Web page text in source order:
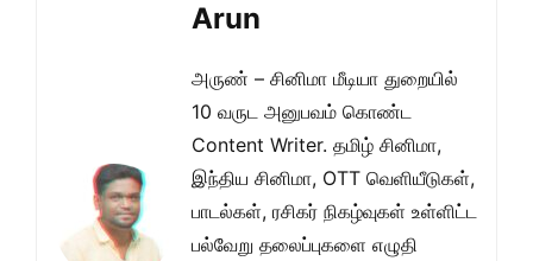
Arun
அருண் – சினிமா மீடியா துறையில்
10 வருட அனுபவம் கொண்ட
Content Writer. தமிழ் சினிமா,
இந்திய சினிமா, OTT வெளியீடுகள்,
பாடல்கள், ரசிகர் நிகழ்வுகள் உள்ளிட்ட
பல்வேறு தலைப்புகளை எழுதி